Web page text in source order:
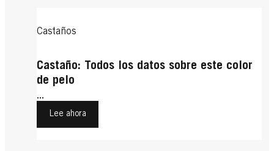
Castaños
Castaño: Todos los datos sobre este color
de pelo
...
Lee ahora